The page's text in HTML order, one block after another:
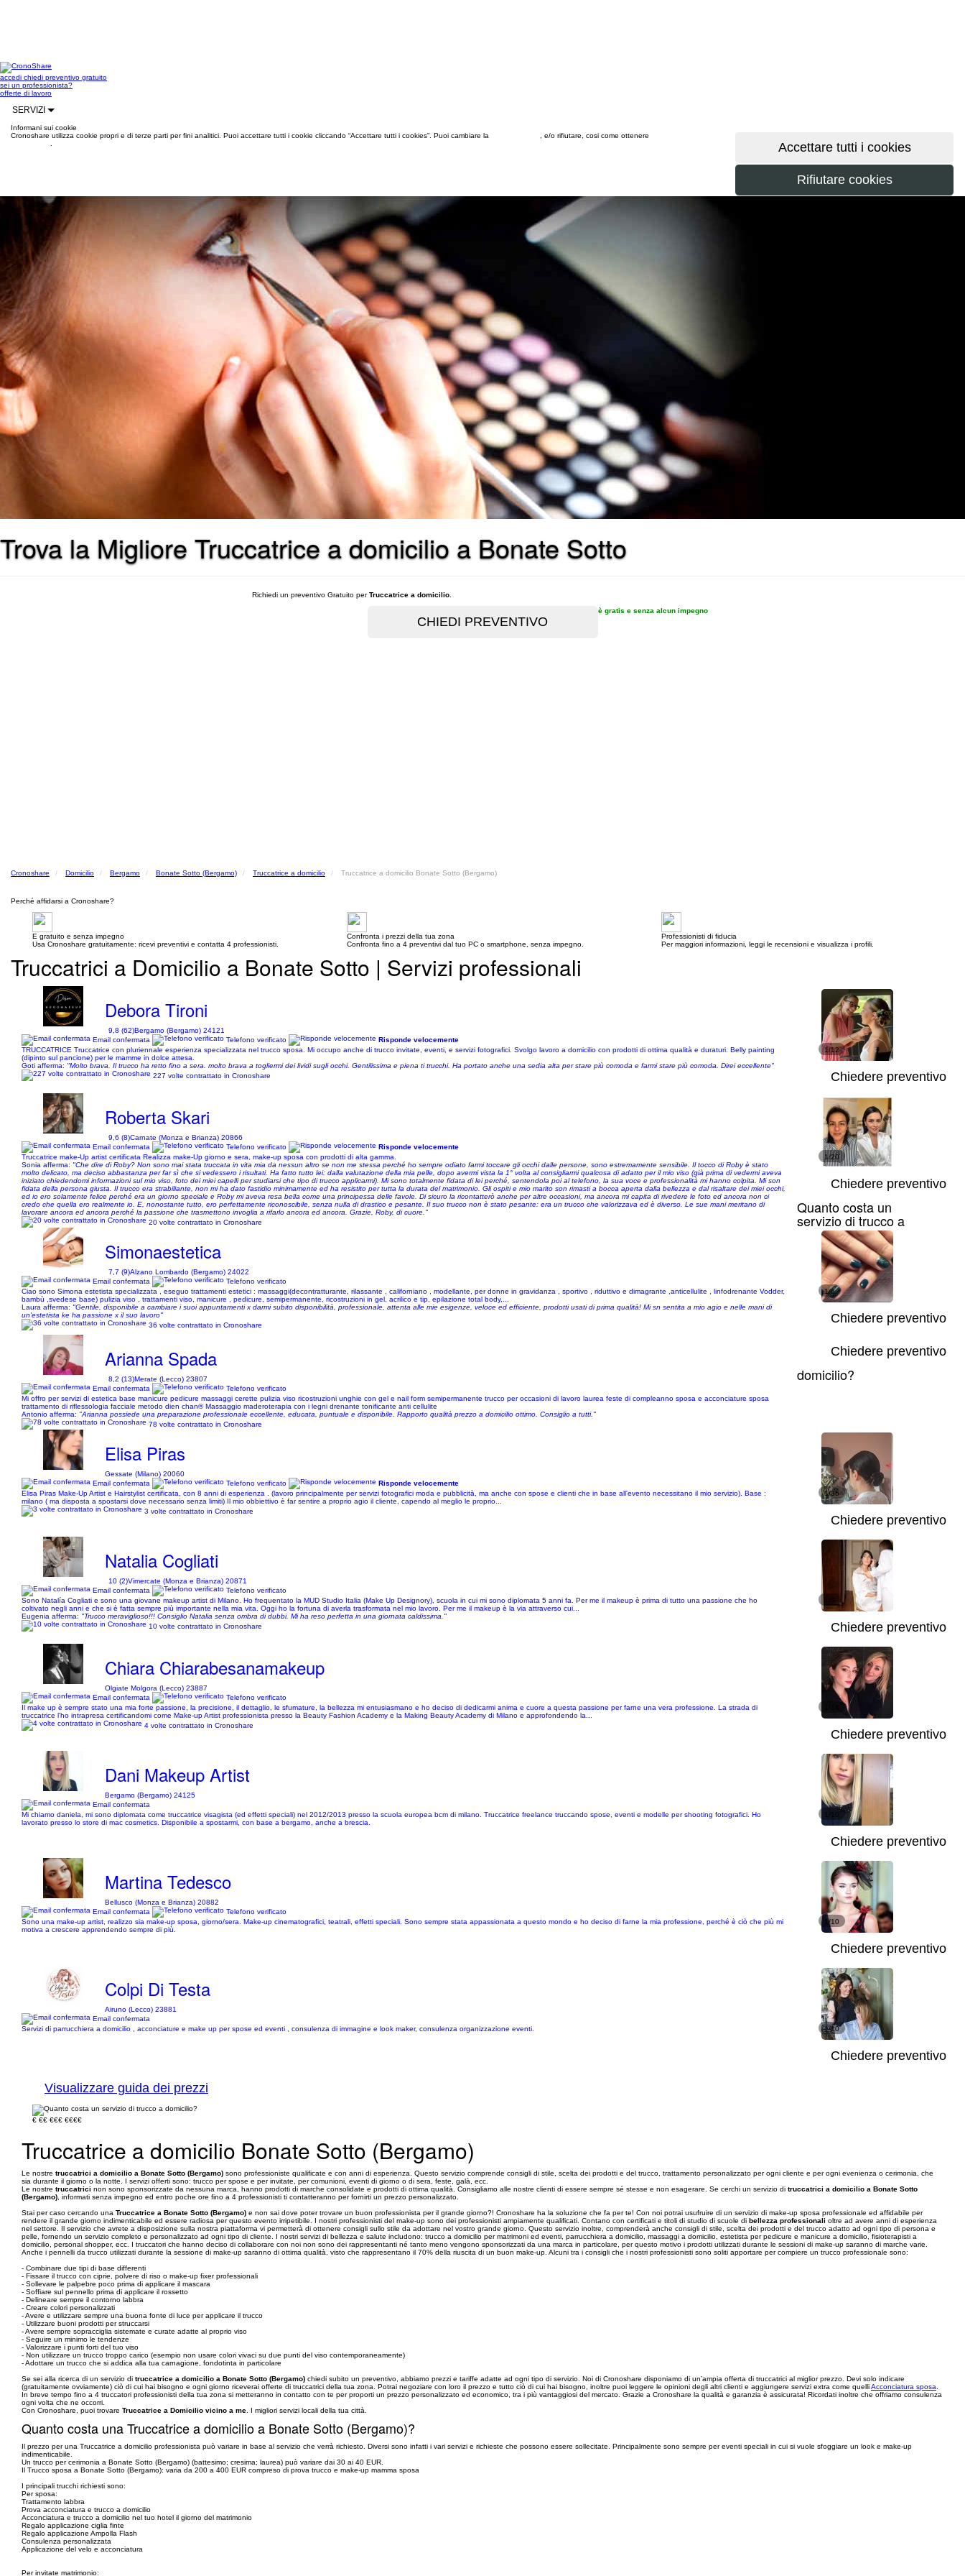
accedi chiedi preventivo gratuito
sei un professionista?
offerte di lavoro
SERVIZI
Informani sui cookie
Cronoshare utilizza cookie propri e di terze parti per fini analitici. Puoi accettare tutti i cookie cliccando “Accettare tutti i cookies”. Puoi cambiare la
, e/o rifiutare, cosi come ottenere
Trova la Migliore Truccatrice a domicilio a Bonate Sotto
Richiedi un preventivo Gratuito perTruccatrice a domicilio
è gratis e senza alcun impegno
Cronoshare Domicilio Bergamo Bonate Sotto (Bergamo) Truccatrice a domicilio Truccatrice a domicilio Bonate Sotto (Bergamo)
Perché affidarsi a Cronoshare?
E gratuito e senza impegno
Usa Cronoshare gratuitamente: ricevi preventivi e contatta 4 professionisti.
Confronta i prezzi della tua zona
Confronta fino a 4 preventivi dal tuo PC o smartphone, senza impegno.
Professionisti di fiducia
Per maggiori informazioni, leggi le recensioni e visualizza i profili.
Truccatrici a Domicilio a Bonate Sotto | Servizi professionali
Debora Tironi
9,8 (62)Bergamo (Bergamo) 24121
Email confermata
Telefono verificato
Risponde velocemente
TRUCCATRICE Truccatrice con pluriennale esperienza specializzata nel trucco sposa. Mi occupo anche di trucco invitate, eventi, e servizi fotografici. Svolgo lavoro a domicilio con prodotti di ottima qualità e duraturi. Belly painting
(dipinto sul pancione) per le mamme in dolce attesa.
Goti afferma: "Molto brava. Il trucco ha retto fino a sera. molto brava a togliermi dei lividi sugli occhi. Gentilissima e piena ti trucchi. Ha portato anche una sedia alta per stare più comoda e farmi stare più comoda. Direi eccellente"
227 volte contrattato in Cronoshare
1/12
Chiedere preventivo
Roberta Skari
9,6 (8)Carnate (Monza e Brianza) 20866
Email confermata
Telefono verificato
Risponde velocemente
Truccatrice make-Up artist certificata Realizza make-Up giorno e sera, make-up sposa con prodotti di alta gamma.
Sonia afferma: "Che dire di Roby? Non sono mai stata truccata in vita mia da nessun altro se non me stessa perché ho sempre odiato farmi toccare gli occhi dalle persone, sono estremamente sensibile. Il tocco di Roby è stato
molto delicato, ma deciso abbastanza per far sì che si vedessero i risultati. Ha fatto tutto lei: dalla valutazione della mia pelle, dopo avermi vista la 1° volta al consigliarmi qualcosa di adatto per il mio viso (già prima di vedermi aveva
iniziato chiedendomi informazioni sul mio viso, foto dei miei capelli per studiarsi che tipo di trucco applicarmi). Mi sono totalmente fidata di lei perché, sentendola poi al telefono, la sua voce e professionalità mi hanno colpita. Mi son
fidata della persona giusta. Il trucco era strabiliante, non mi ha dato fastidio minimamente ed ha resistito per tutta la durata del matrimonio. Gli ospiti e mio marito son rimasti a bocca aperta dalla bellezza e dal risaltare dei miei occhi,
ed io ero solamente felice perché era un giorno speciale e Roby mi aveva resa bella come una principessa delle favole. Di sicuro la ricontatterò anche per altre occasioni, ma ancora mi capita di rivedere le foto ed ancora non ci
credo che quella ero realmente io. E, nonostante tutto, ero perfettamente riconoscibile, senza nulla di drastico e pesante. Il suo trucco non è stato pesante: era un trucco che valorizzava ed è diverso. Le sue mani meritano di
lavorare ancora ed ancora perché la passione che trasmettono invoglia a rifarlo ancora ed ancora. Grazie, Roby, di cuore."
20 volte contrattato in Cronoshare
1/20
Chiedere preventivo
Simonaestetica
7,7 (9)Alzano Lombardo (Bergamo) 24022
Email confermata
Telefono verificato
Ciao sono Simona estetista specializzata , eseguo trattamenti estetici : massaggi(decontratturante, rilassante , californiano , modellante, per donne in gravidanza , sportivo , riduttivo e dimagrante ,anticellulite , linfodrenante Vodder,
bambù ,svedese base) pulizia viso , trattamenti viso, manicure , pedicure, semipermanente, ricostruzioni in gel, acrilico e tip, epilazione total body,...
Laura afferma: "Gentile, disponibile a cambiare i suoi appuntamenti x darmi subito disponibilità, professionale, attenta alle mie esigenze, veloce ed efficiente, prodotti usati di prima qualità! Mi sn sentita a mio agio e nelle mani di
un'estetista ke ha passione x il suo lavoro"
36 volte contrattato in Cronoshare
1/6
Chiedere preventivo
Arianna Spada
8,2 (13)Merate (Lecco) 23807
Email confermata
Telefono verificato
Mi offro per servizi di estetica base manicure pedicure massaggi cerette pulizia viso ricostruzioni unghie con gel e nail form semipermanente trucco per occasioni di lavoro laurea feste di compleanno sposa e acconciature sposa
trattamento di riflessologia facciale metodo dien chan® Massaggio maderoterapia con i legni drenante tonificante anti cellulite
Antonio afferma: "Arianna possiede una preparazione professionale eccellente, educata, puntuale e disponibile. Rapporto qualità prezzo a domicilio ottimo. Consiglio a tutti."
78 volte contrattato in Cronoshare
Chiedere preventivo
Elisa Piras
Gessate (Milano) 20060
Email confermata
Telefono verificato
Risponde velocemente
Elisa Piras Make-Up Artist e Hairstylist certificata, con 8 anni di esperienza . (lavoro principalmente per servizi fotografici moda e pubblicità, ma anche con spose e clienti che in base all'evento necessitano il mio servizio). Base :
milano ( ma disposta a spostarsi dove necessario senza limiti) Il mio obbiettivo è far sentire a proprio agio il cliente, capendo al meglio le proprio...
3 volte contrattato in Cronoshare
1/35
Chiedere preventivo
Natalia Cogliati
10 (2)Vimercate (Monza e Brianza) 20871
Email confermata
Telefono verificato
Sono Natalía Cogliati e sono una giovane makeup artist di Milano. Ho frequentato la MUD Studio Italia (Make Up Designory), scuola in cui mi sono diplomata 5 anni fa. Per me il makeup è prima di tutto una passione che ho
coltivato negli anni e che si è fatta sempre più importante nella mia vita. Oggi ho la fortuna di averla trasformata nel mio lavoro. Per me il makeup è la via attraverso cui...
Eugenia afferma: "Trucco meraviglioso!!! Consiglio Natalia senza ombra di dubbi. Mi ha reso perfetta in una giornata caldissima."
10 volte contrattato in Cronoshare
1/5
Chiedere preventivo
Chiara Chiarabesanamakeup
Olgiate Molgora (Lecco) 23887
Email confermata
Telefono verificato
Il make up è sempre stato una mia forte passione, la precisione, il dettaglio, le sfumature, la bellezza mi entusiasmano e ho deciso di dedicarmi anima e cuore a questa passione per farne una vera professione. La strada di
truccatrice l'ho intrapresa certificandomi come Make-up Artist professionista presso la Beauty Fashion Academy e la Making Beauty Academy di Milano e approfondendo la...
4 volte contrattato in Cronoshare
Chiedere preventivo
Dani Makeup Artist
Bergamo (Bergamo) 24125
Email confermata
Mi chiamo daniela, mi sono diplomata come truccatrice visagista (ed effetti speciali) nel 2012/2013 presso la scuola europea bcm di milano. Truccatrice freelance truccando spose, eventi e modelle per shooting fotografici. Ho
lavorato presso lo store di mac cosmetics. Disponibile a spostarmi, con base a bergamo, anche a brescia.
1/10
Chiedere preventivo
Martina Tedesco
Bellusco (Monza e Brianza) 20882
Email confermata
Telefono verificato
Sono una make-up artist, realizzo sia make-up sposa, giorno/sera. Make-up cinematografici, teatrali, effetti speciali. Sono sempre stata appassionata a questo mondo e ho deciso di farne la mia professione, perché è ciò che più mi
motiva a crescere apprendendo sempre di più.
1/10
Chiedere preventivo
Colpi Di Testa
Airuno (Lecco) 23881
Email confermata
Servizi di parrucchiera a domicilio , acconciature e make up per spose ed eventi , consulenza di immagine e look maker, consulenza organizzazione eventi.
1/10
Chiedere preventivo
Quanto costa un
servizio di trucco a
domicilio?
Visualizzare guida dei prezzi
€ €€ €€€ €€€€
Truccatrice a domicilio Bonate Sotto (Bergamo)
Le nostre truccatrici a domicilio a Bonate Sotto (Bergamo) sono professioniste qualificate e con anni di esperienza. Questo servizio comprende consigli di stile, scelta dei prodotti e del trucco, trattamento personalizzato per ogni cliente e per ogni evenienza o cerimonia, che
sia durante il giorno o la notte. I servizi offerti sono: trucco per spose e per invitate, per comunioni, eventi di giorno o di sera, feste, galà, ecc.
Le nostre truccatrici non sono sponsorizzate da nessuna marca, hanno prodotti di marche consolidate e prodotti di ottima qualità. Consigliamo alle nostre clienti di essere sempre sé stesse e non esagerare. Se cerchi un servizio di truccatrici a domicilio a Bonate Sotto
(Bergamo) , informati senza impegno ed entro poche ore fino a 4 professionisti ti contatteranno per fornirti un prezzo personalizzato.
Stai per caso cercando una Truccatrice a Bonate Sotto (Bergamo) e non sai dove poter trovare un buon professionista per il grande giorno?! Cronoshare ha la soluzione che fa per te! Con noi potrai usufruire di un servizio di make-up sposa professionale ed affidabile per
rendere il grande giorno indimenticabile ed essere radiosa per questo evento irripetibile. I nostri professionisti del make-up sono dei professionisti ampiamente qualificati. Contano con certificati e titoli di studio di scuole di bellezza professionali oltre ad avere anni di esperienza
nel settore. Il servizio che avrete a disposizione sulla nostra piattaforma vi permetterà di ottenere consigli sullo stile da adottare nel vostro grande giorno. Questo servizio inoltre, comprenderà anche consigli di stile, scelta dei prodotti e del trucco adatto ad ogni tipo di persona e
pelle, fornendo un servizio completo e personalizzato ad ogni tipo di cliente. I nostri servizi di bellezza e salute includono: trucco a domicilio per matrimoni ed eventi, parrucchiera a domicilio, massaggi a domicilio, estetista per pedicure e manicure a domicilio, fisioterapisti a
domicilio, personal shopper, ecc. I truccatori che hanno deciso di collaborare con noi non sono dei rappresentanti né tanto meno vengono sponsorizzati da una marca in particolare, per questo motivo i prodotti utilizzati durante le sessioni di make-up saranno di marche varie.
Anche i pennelli da trucco utilizzati durante la sessione di make-up saranno di ottima qualità, visto che rappresentano il 70% della riuscita di un buon make-up. Alcuni tra i consigli che i nostri professionisti sono soliti apportare per compiere un trucco professionale sono:
- Combinare due tipi di base differenti
- Fissare il trucco con ciprie, polvere di riso o make-up fixer professionali
- Sollevare le palpebre poco prima di applicare il mascara
- Soffiare sul pennello prima di applicare il rossetto
- Delineare sempre il contorno labbra
- Creare colori personalizzati
- Avere e utilizzare sempre una buona fonte di luce per applicare il trucco
- Utilizzare buoni prodotti per struccarsi
- Avere sempre sopracciglia sistemate e curate adatte al proprio viso
- Seguire un minimo le tendenze
- Valorizzare i punti forti del tuo viso
- Non utilizzare un trucco troppo carico (esempio non usare colori vivaci su due punti del viso contemporaneamente)
- Adottare un trucco che si addica alla tua carnagione, fondotinta in particolare
Se sei alla ricerca di un servizio di truccatrice a domicilio a Bonate Sotto (Bergamo) chiedi subito un preventivo, abbiamo prezzi e tariffe adatte ad ogni tipo di servizio. Noi di Cronoshare disponiamo di un’ampia offerta di truccatrici al miglior prezzo. Devi solo indicare
(gratuitamente ovviamente) ciò di cui hai bisogno e ogni giorno riceverai offerte di truccatrici della tua zona. Potrai negoziare con loro il prezzo e tutto ciò di cui hai bisogno, inoltre puoi leggere le opinioni degli altri clienti e aggiungere servizi extra come quelliAcconciatura sposa
In breve tempo fino a 4 truccatori professionisti della tua zona si metteranno in contatto con te per proporti un prezzo personalizzato ed economico, tra i più vantaggiosi del mercato. Grazie a Cronoshare la qualità e garanzia è assicurata! Ricordati inoltre che offriamo consulenza
ogni volta che ne occorri.
Con Cronoshare, puoi trovare Truccatrice a Domicilio vicino a me . I migliori servizi locali della tua città.
Quanto costa una Truccatrice a domicilio a Bonate Sotto (Bergamo)?
Il prezzo per una Truccatrice a domicilio professionista può variare in base al servizio che verrà richiesto. Diversi sono infatti i vari servizi e richieste che possono essere sollecitate. Principalmente sono sempre per eventi speciali in cui si vuole sfoggiare un look e make-up
indimenticabile.
Un trucco per cerimonia a Bonate Sotto (Bergamo) (battesimo; cresima; laurea) può variare dai 30 ai 40 EUR.
Il Trucco sposa a Bonate Sotto (Bergamo): varia da 200 a 400 EUR compreso di prova trucco e make-up mamma sposa
I principali trucchi richiesti sono:
Per sposa:
Trattamento labbra
Prova acconciatura e trucco a domicilio
Acconciatura e trucco a domicilio nel tuo hotel il giorno del matrimonio
Regalo applicazione ciglia finte
Regalo applicazione Ampolla Flash
Consulenza personalizzata
Applicazione del velo e acconciatura
Per invitate matrimonio: